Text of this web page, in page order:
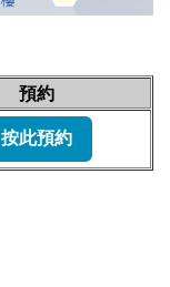
預約
按此預約